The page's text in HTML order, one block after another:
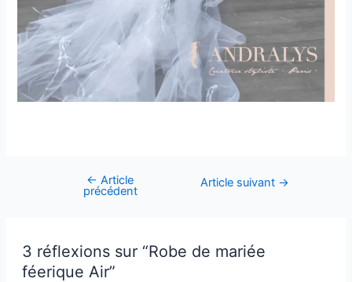
← Article
précédent
Article suivant →
3 réflexions sur “Robe de mariée
féerique Air”